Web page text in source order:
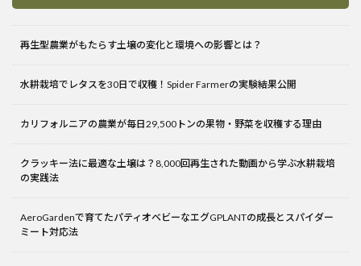
再生型農業がもたらす土壌の変化と環境への影響とは？
水耕栽培でレタスを30日で収穫！Spider Farmerの実験結果公開
カリフォルニアの農業が毎日29,500トンの果物・野菜を収穫する理由
クラッキー法に最適な土壌は？8,000回再生された動画から学ぶ水耕栽培
の実践法
AeroGardenで育てたパティオベビーなエグGPLANTの成長とスパイダー
ミート対応法